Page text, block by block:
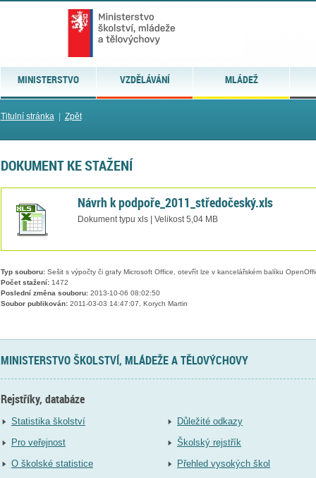
MINISTERSTVO VZDĚLÁVÁNÍ MLÁDEŽ
Titulní stránka| Zpět
DOKUMENT KE STAŽENÍ
Návrh k podpoře_2011_středočeský.xls
Dokument typu xls | Velikost 5,04 MB
Typ souboru:Sešit s výpočty či grafy Microsoft Office, otevřít lze v kancelářském balíku
Počet stažení:1472
Poslední změna souboru:2013-10-06 08:02:50
Soubor publikován:2011-03-03 14:47:07, Korych Martin
MINISTERSTVO ŠKOLSTVÍ, MLÁDEŽE A TĚLOVÝCHOVY
Rejstříky, databáze
Statistika školství
Pro veřejnost
O školské statistice
Důležité odkazy
Školský rejstřík
Přehled vysokých škol